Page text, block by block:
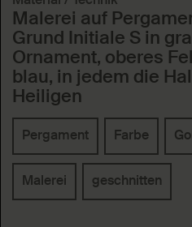
Malerei auf
Grund Initiale S in
Ornament, oberes
blau, in jedem die
Heiligen
Pergament Farbe
Malerei geschnitten